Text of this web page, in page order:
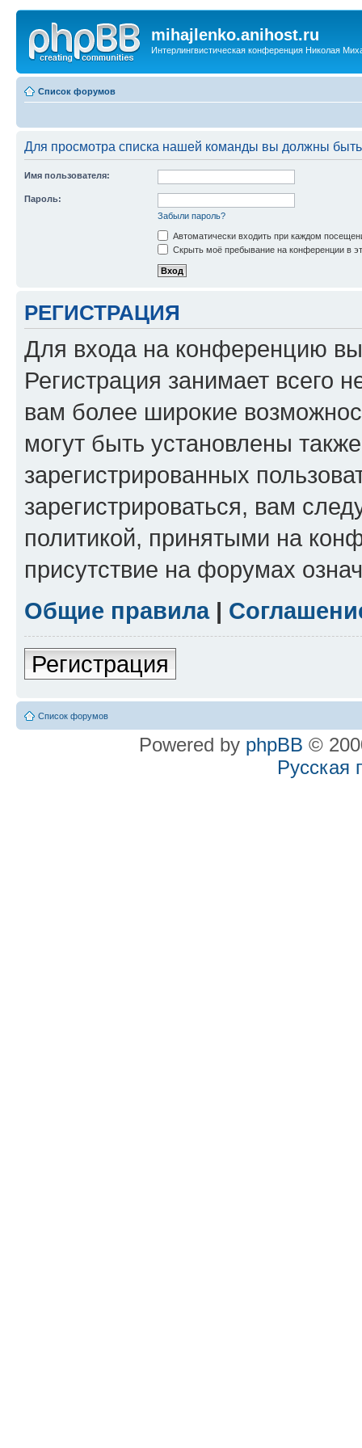
mihajlenko.anihost.ru
Интерлингвистическая конференция Николая
Список форумов
Для просмотра списка нашей команды вы должны
Имя пользователя:
Пароль:
Забыли пароль?
Автоматически входить при каждом
Скрыть моё пребывание на конференции в
РЕГИСТРАЦИЯ
Для входа на конференцию
Регистрация занимает всего
вам более широкие
могут быть установлены
зарегистрированных
зарегистрироваться, вам
политикой, принятыми на
присутствие на форумах
Общие правила|
Регистрация
Список форумов
Powered by phpBB ©
Русская